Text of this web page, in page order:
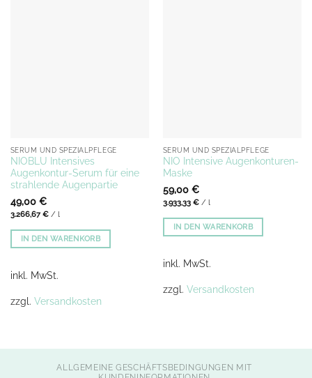
SERUM UND SPEZIALPFLEGE
NIOBLU Intensives
Augenkontur-Serum für eine
strahlende Augenpartie
49,00 €
3.266,67€/ l
IN DEN WARENKORB
inkl. MwSt.
zzgl. Versandkosten
SERUM UND SPEZIALPFLEGE
NIO Intensive Augenkonturen-
Maske
59,00 €
3.933,33 €/ l
IN DEN WARENKORB
inkl. MwSt.
zzgl. Versandkosten
ALLGEMEINE GESCHÄFTSBEDINGUNGEN MIT